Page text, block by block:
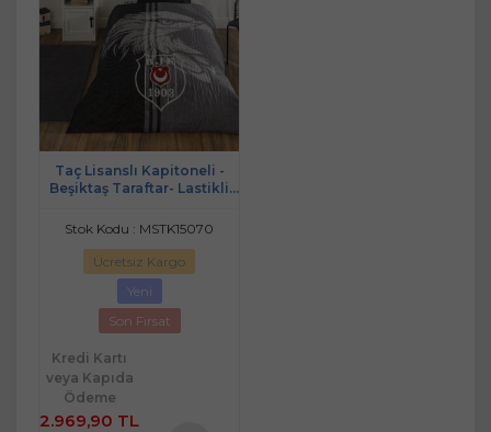
Taç Lisanslı Kapitoneli -
Beşiktaş Taraftar- Lastikli
Nevresim Takımı
Stok Kodu : MSTK15070
Ücretsiz Kargo
Yeni
Son Fırsat
Kredi Kartı
veya Kapıda
Ödeme
2.969,90 TL